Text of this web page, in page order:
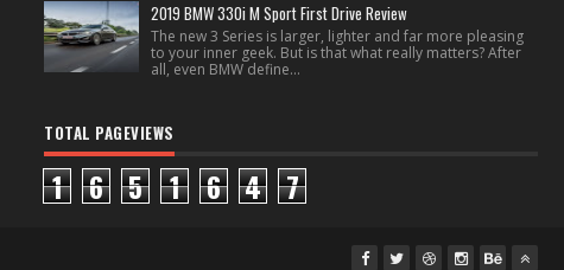
2019 BMW 330i M Sport First Drive Review
The new 3 Series is larger, lighter and far more pleasing
to your inner geek. But is that what really matters? After
all, even BMW define...
TOTAL PAGEVIEWS
1 6 5 1 6 4 7